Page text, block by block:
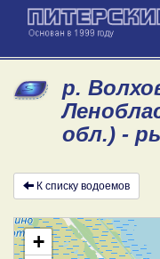
р.
обл.) -
К списку водоемов
+